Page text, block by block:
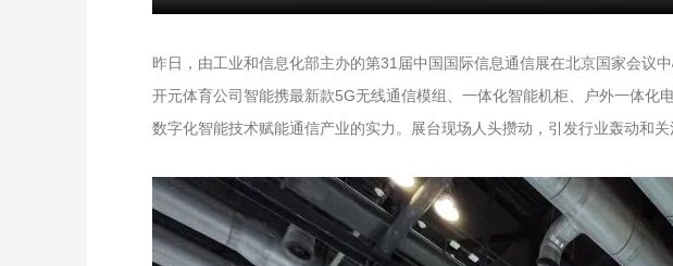
昨日，由工业和信息化部主办的第31届中国国际信息通信展在北京国家会议
开元体育公司智能携最新款5G无线通信模组、一体化智能机柜、户外一体
数字化智能技术赋能通信产业的实力。展台现场人头攒动，引发行业轰动和关